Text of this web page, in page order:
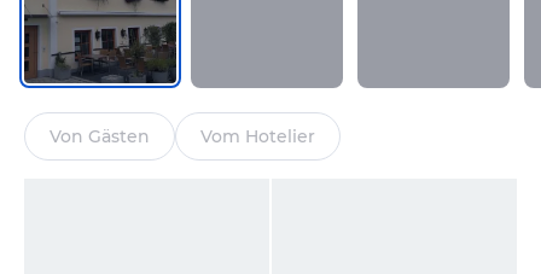
Von Gästen Vom Hotelier